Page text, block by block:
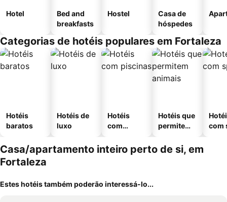
Hotel
Bed and
breakfasts
Hostel
Casa de
hóspedes
Categorias de hotéis populares em Fortaleza
Hotéis
baratos
Hotéis de
luxo
Hotéis
com
Hotéis que
permitem
com
Casa/apartamento inteiro perto de si, em
Fortaleza
Estes hotéis também poderão interessá-lo...